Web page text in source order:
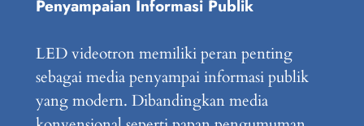
Penyampaian Informasi Publik
LED videotron memiliki peran penting
sebagai media penyampai informasi publik
yang modern. Dibandingkan media